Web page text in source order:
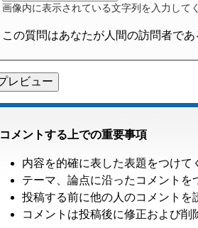
策」
の
返
信
画像内に表示されている文字列を入力して
この質問はあなたが人間の訪問者で
コメントする上での重要事項
内容を的確に表した表題をつけて
テーマ、論点に沿ったコメントを
投稿する前に他の人のコメントを
コメントは投稿後に修正および削